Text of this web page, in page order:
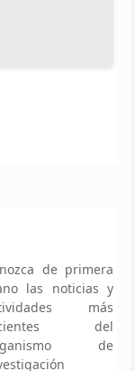
de primera
las noticias y
más
del
de